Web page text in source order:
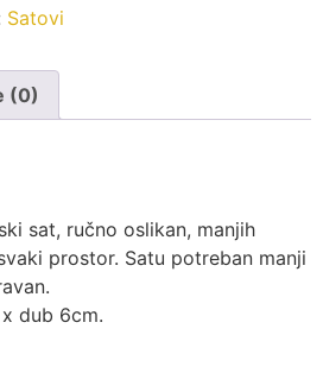
Satovi
(0)
sat, ručno oslikan, manjih
prostor. Satu potreban manji
dub 6cm.